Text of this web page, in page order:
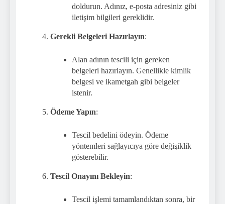
doldurun. Adınız, e-posta adresiniz gibi
iletişim bilgileri gereklidir.
Gerekli Belgeleri Hazırlayın:
Alan adının tescili için gereken
belgeleri hazırlayın. Genellikle kimlik
belgesi ve ikametgah gibi belgeler
istenir.
Ödeme Yapın:
Tescil bedelini ödeyin. Ödeme
yöntemleri sağlayıcıya göre değişiklik
gösterebilir.
Tescil Onayını Bekleyin:
Tescil işlemi tamamlandıktan sonra, bir